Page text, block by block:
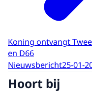
Koning ontvangt
en D66
Nieuwsbericht25-01-
Hoort bij